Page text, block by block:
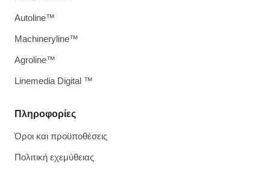
Πληροφορίες
Όροι και προϋποθέσεις
Πολιτική εχεμύθειας
Autoline™
Machineryline™
Agroline™
Linemedia Digital ™